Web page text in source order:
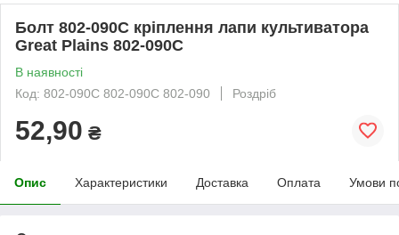
Болт 802-090C кріплення лапи культиватора
Great Plains 802-090С
В наявності
Код: 802-090C 802-090С 802-090
Роздріб
52,90 ₴
Опис Характеристики Доставка Оплата Умови